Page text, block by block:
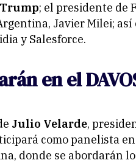
; el presidente de
Javier Milei; así
y Salesforce.
en el
Julio Velarde,
como panelista
donde se abordarán